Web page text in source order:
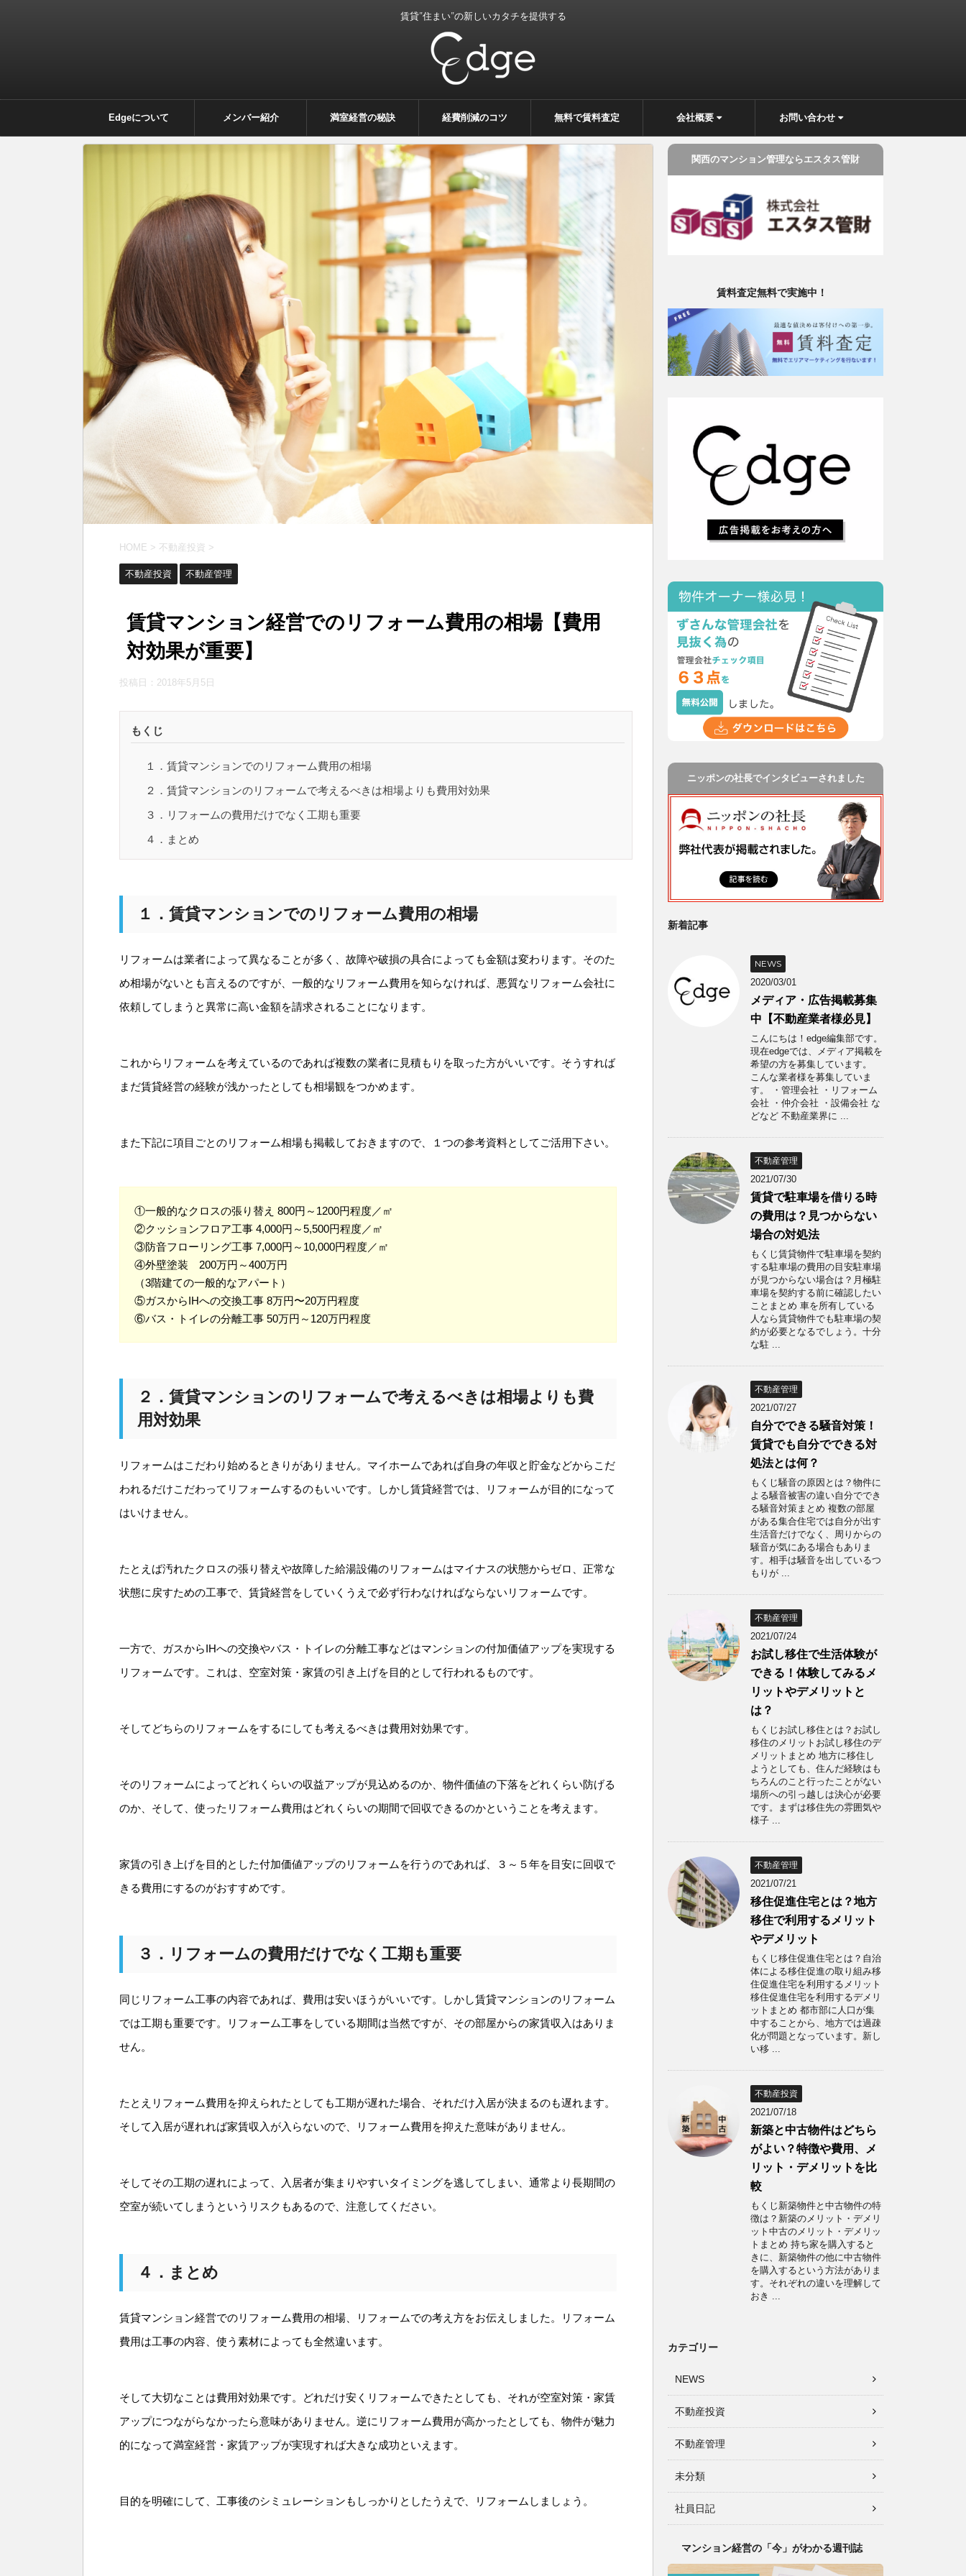
賃貸”住まい”の新しいカタチを提供する
Edgeについて メンバー紹介 満室経営の秘訣 経費削減のコツ 無料で賃料査定 会社概要 お問い合わせ
HOME > 不動産投資 >
不動産投資 不動産管理
賃貸マンション経営でのリフォーム費用の相場【費用
対効果が重要】
投稿日： 2018年5月5日
もくじ
１．賃貸マンションでのリフォーム費用の相場
２．賃貸マンションのリフォームで考えるべきは相場よりも費用対効果
３．リフォームの費用だけでなく工期も重要
４．まとめ
１．賃貸マンションでのリフォーム費用の相場
リフォームは業者によって異なることが多く、故障や破損の具合によっても金額は変わります。そのた
め相場がないとも言えるのですが、一般的なリフォーム費用を知らなければ、悪質なリフォーム会社に
依頼してしまうと異常に高い金額を請求されることになります。
これからリフォームを考えているのであれば複数の業者に見積もりを取った方がいいです。そうすれば
まだ賃貸経営の経験が浅かったとしても相場観をつかめます。
また下記に項目ごとのリフォーム相場も掲載しておきますので、１つの参考資料としてご活用下さい。
①一般的なクロスの張り替え 800円～1200円程度／㎡
②クッションフロア工事 4,000円～5,500円程度／㎡
③防音フローリング工事 7,000円～10,000円程度／㎡
④外壁塗装 200万円～400万円
（3階建ての一般的なアパート）
⑤ガスからIHへの交換工事 8万円〜20万円程度
⑥バス・トイレの分離工事 50万円～120万円程度
２．賃貸マンションのリフォームで考えるべきは相場よりも費
用対効果
リフォームはこだわり始めるときりがありません。マイホームであれば自身の年収と貯金などからこだ
われるだけこだわってリフォームするのもいいです。しかし賃貸経営では、リフォームが目的になって
はいけません。
たとえば汚れたクロスの張り替えや故障した給湯設備のリフォームはマイナスの状態からゼロ、正常な
状態に戻すための工事で、賃貸経営をしていくうえで必ず行わなければならないリフォームです。
一方で、ガスからIHへの交換やバス・トイレの分離工事などはマンションの付加価値アップを実現する
リフォームです。これは、空室対策・家賃の引き上げを目的として行われるものです。
そしてどちらのリフォームをするにしても考えるべきは費用対効果です。
そのリフォームによってどれくらいの収益アップが見込めるのか、物件価値の下落をどれくらい防げる
のか、そして、使ったリフォーム費用はどれくらいの期間で回収できるのかということを考えます。
家賃の引き上げを目的とした付加価値アップのリフォームを行うのであれば、３～５年を目安に回収で
きる費用にするのがおすすめです。
３．リフォームの費用だけでなく工期も重要
同じリフォーム工事の内容であれば、費用は安いほうがいいです。しかし賃貸マンションのリフォーム
では工期も重要です。リフォーム工事をしている期間は当然ですが、その部屋からの家賃収入はありま
せん。
たとえリフォーム費用を抑えられたとしても工期が遅れた場合、それだけ入居が決まるのも遅れます。
そして入居が遅れれば家賃収入が入らないので、リフォーム費用を抑えた意味がありません。
そしてその工期の遅れによって、入居者が集まりやすいタイミングを逃してしまい、通常より長期間の
空室が続いてしまうというリスクもあるので、注意してください。
４．まとめ
賃貸マンション経営でのリフォーム費用の相場、リフォームでの考え方をお伝えしました。リフォーム
費用は工事の内容、使う素材によっても全然違います。
そして大切なことは費用対効果です。どれだけ安くリフォームできたとしても、それが空室対策・家賃
アップにつながらなかったら意味がありません。逆にリフォーム費用が高かったとしても、物件が魅力
的になって満室経営・家賃アップが実現すれば大きな成功といえます。
目的を明確にして、工事後のシミュレーションもしっかりとしたうえで、リフォームしましょう。
関西のマンション管理ならエスタス管財
賃料査定無料で実施中！
ニッポンの社長でインタビューされました
新着記事
NEWS
2020/03/01
メディア・広告掲載募集
中【不動産業者様必見】
こんにちは！edge編集部です。
現在edgeでは、メディア掲載を
希望の方を募集しています。
こんな業者様を募集していま
す。 ・管理会社 ・リフォーム
会社 ・仲介会社 ・設備会社 な
どなど 不動産業界に ...
不動産管理
2021/07/30
賃貸で駐車場を借りる時
の費用は？見つからない
場合の対処法
もくじ賃貸物件で駐車場を契約
する駐車場の費用の目安駐車場
が見つからない場合は？月極駐
車場を契約する前に確認したい
ことまとめ 車を所有している
人なら賃貸物件でも駐車場の契
約が必要となるでしょう。十分
な駐 ...
不動産管理
2021/07/27
自分でできる騒音対策！
賃貸でも自分でできる対
処法とは何？
もくじ騒音の原因とは？物件に
よる騒音被害の違い自分ででき
る騒音対策まとめ 複数の部屋
がある集合住宅では自分が出す
生活音だけでなく、周りからの
騒音が気にある場合もありま
す。相手は騒音を出しているつ
もりが ...
不動産管理
2021/07/24
お試し移住で生活体験が
できる！体験してみるメ
リットやデメリットと
は？
もくじお試し移住とは？お試し
移住のメリットお試し移住のデ
メリットまとめ 地方に移住し
ようとしても、住んだ経験はも
ちろんのこと行ったことがない
場所への引っ越しは決心が必要
です。まずは移住先の雰囲気や
様子 ...
不動産管理
2021/07/21
移住促進住宅とは？地方
移住で利用するメリット
やデメリット
もくじ移住促進住宅とは？自治
体による移住促進の取り組み移
住促進住宅を利用するメリット
移住促進住宅を利用するデメリ
ットまとめ 都市部に人口が集
中することから、地方では過疎
化が問題となっています。新し
い移 ...
不動産投資
2021/07/18
新築と中古物件はどちら
がよい？特徴や費用、メ
リット・デメリットを比
較
もくじ新築物件と中古物件の特
徴は？新築のメリット・デメリ
ット中古のメリット・デメリッ
トまとめ 持ち家を購入すると
きに、新築物件の他に中古物件
を購入するという方法がありま
す。それぞれの違いを理解して
おき ...
カテゴリー
NEWS
不動産投資
不動産管理
未分類
社員日記
マンション経営の「今」がわかる週刊誌